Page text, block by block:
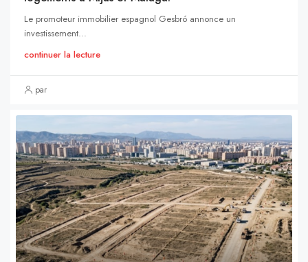
Le promoteur immobilier espagnol Gesbró annonce un
investissement...
continuer la lecture
par